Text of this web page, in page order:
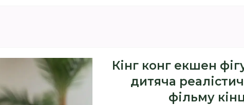
Кінг конг екшен
дитяча
фільму